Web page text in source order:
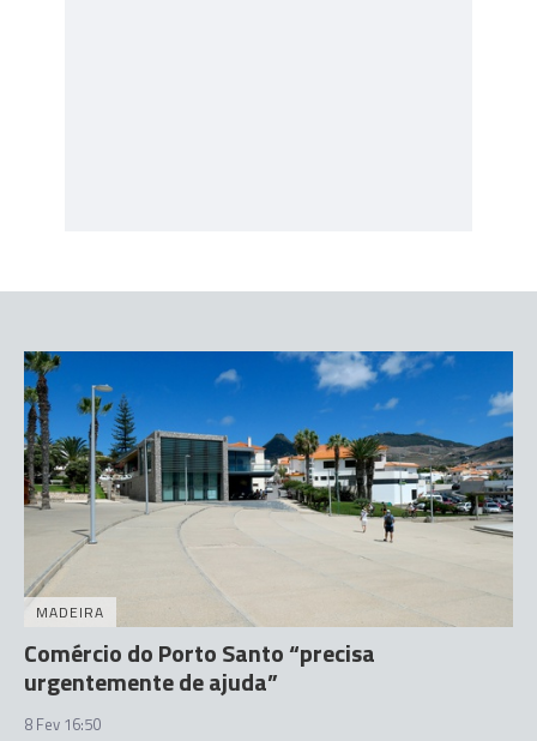
MADEIRA
Comércio do Porto Santo “precisa
urgentemente de ajuda”
8 Fev 16:50